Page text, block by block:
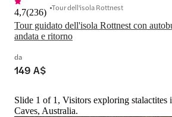
Tour guidato dell'isola Rottnest con
andata e ritorno
4,7(236) Tour dell'isola Rottnest
da
149 A$
Slide 1 of 1, Visitors exploring stalactites
Caves, Australia.